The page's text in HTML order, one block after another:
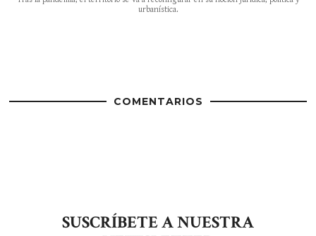
urbanística.
COMENTARIOS
SUSCRÍBETE A NUESTRA